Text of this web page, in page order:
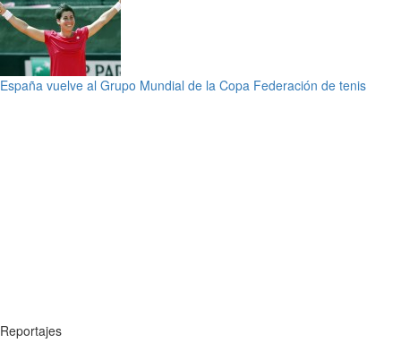
España vuelve al Grupo Mundial de la Copa Federación de tenis
Reportajes